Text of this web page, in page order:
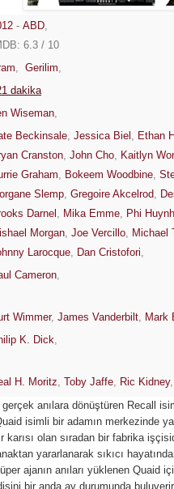
- ABD
6.3 / 10
Gerilim
dakika
Wiseman
Beckinsale Jessica Biel Ethan
Cranston John Cho Kaitlyn
Graham
Bokeem Woodbine
Slemp Gregoire Akcelrod
Darnel
Mika Emme Phi Huynh
Morgan Joe Vercillo Michael
Larocque
Dan Cristofori
Cameron
Wimmer, James Vanderbilt Mark
K. Dick
H. Moritz Toby Jaffe Ric Kidney,
anılara dönüştüren Recall
isimli bir adamın merkezinde
karısı olan sıradan bir fabrika
yararlanarak sıkıcı
ajanın anıları yüklenen Quaid
bir anda av durumunda